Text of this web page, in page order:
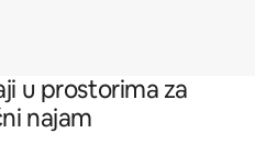
u prostorima za
najam